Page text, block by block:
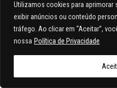
Utilizamos cookies para aprimorar
exibir anúncios ou conteúdo
tráfego. Ao clicar em “Aceitar”,
nossa Política de Privacidade